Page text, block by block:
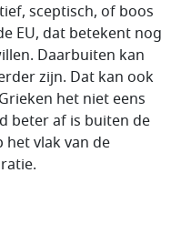
sceptisch, of boos
EU, dat betekent nog
Daarbuiten kan
zijn. Dat kan ook
het niet eens
beter af is buiten de
het vlak van de